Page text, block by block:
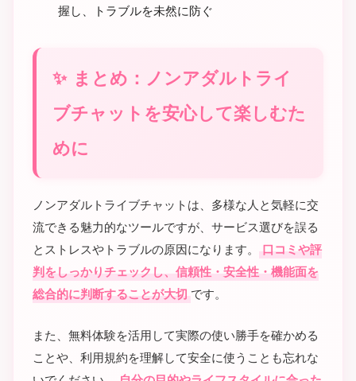
握し、トラブルを未然に防ぐ
まとめ：ノンアダルトライ
ブチャットを安心して楽しむた
めに
ノンアダルトライブチャットは、多様な人と気軽に交
流できる魅力的なツールですが、サービス選びを誤る
とストレスやトラブルの原因になります。
口コミや評
判をしっかりチェックし、信頼性・安全性・機能面を
総合的に判断することが大切 です。
また、無料体験を活用して実際の使い勝手を確かめる
ことや、利用規約を理解して安全に使うことも忘れな